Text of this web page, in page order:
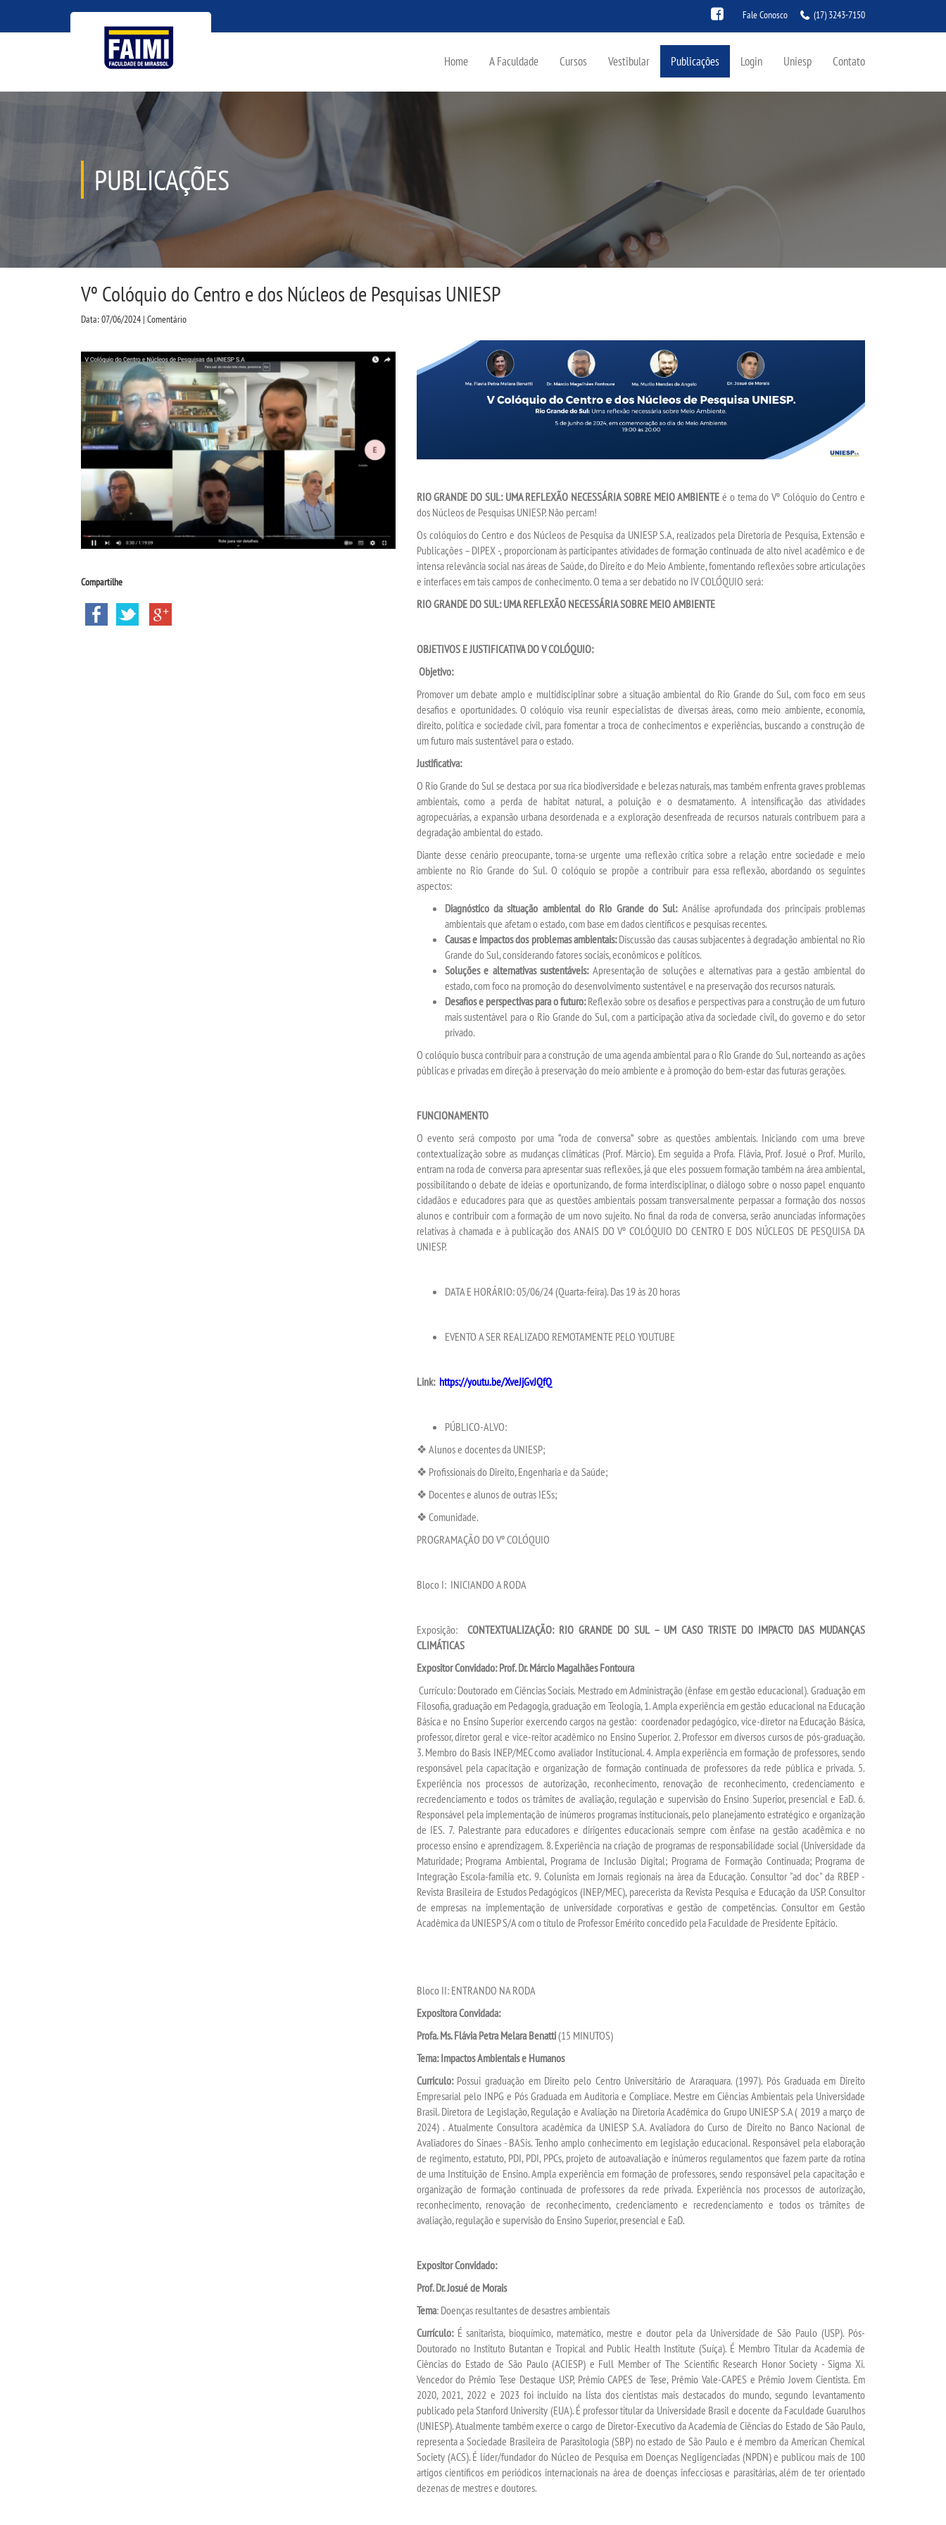
Fale Conosco (17) 3243-7150
Home A Faculdade Cursos Vestibular Publicações Login Uniesp Contato
PUBLICAÇÕES
Vº Colóquio do Centro e dos Núcleos de Pesquisas UNIESP
Data: 07/06/2024 | Comentário
Compartilhe
RIO GRANDE DO SUL: UMA REFLEXÃO NECESSÁRIA SOBRE MEIO AMBIENTEé o tema do Vº Colóquio do Centro e
dos Núcleos de Pesquisas UNIESP. Não percam!
Os colóquios do Centro e dos Núcleos de Pesquisa da UNIESP S.A, realizados pela Diretoria de Pesquisa, Extensão e
Publicações – DIPEX -, proporcionam às participantes atividades de formação continuada de alto nível acadêmico e de
intensa relevância social nas áreas de Saúde, do Direito e do Meio Ambiente, fomentando reflexões sobre articulações
e interfaces em tais campos de conhecimento. O tema a ser debatido no IV COLÓQUIO será:
RIO GRANDE DO SUL: UMA REFLEXÃO NECESSÁRIA SOBRE MEIO AMBIENTE
OBJETIVOS E JUSTIFICATIVA DO V COLÓQUIO:
Objetivo:
Promover um debate amplo e multidisciplinar sobre a situação ambiental do Rio Grande do Sul, com foco em seus
desafios e oportunidades. O colóquio visa reunir especialistas de diversas áreas, como meio ambiente, economia,
direito, política e sociedade civil, para fomentar a troca de conhecimentos e experiências, buscando a construção de
um futuro mais sustentável para o estado.
Justificativa:
O Rio Grande do Sul se destaca por sua rica biodiversidade e belezas naturais, mas também enfrenta graves problemas
ambientais, como a perda de habitat natural, a poluição e o desmatamento. A intensificação das atividades
agropecuárias, a expansão urbana desordenada e a exploração desenfreada de recursos naturais contribuem para a
degradação ambiental do estado.
Diante desse cenário preocupante, torna-se urgente uma reflexão crítica sobre a relação entre sociedade e meio
ambiente no Rio Grande do Sul. O colóquio se propõe a contribuir para essa reflexão, abordando os seguintes
aspectos:
Diagnóstico da situação ambiental do Rio Grande do Sul:Análise aprofundada dos principais problemas
ambientais que afetam o estado, com base em dados científicos e pesquisas recentes.
Causas e impactos dos problemas ambientais:Discussão das causas subjacentes à degradação ambiental no Rio
Grande do Sul, considerando fatores sociais, econômicos e políticos.
Soluções e alternativas sustentáveis:Apresentação de soluções e alternativas para a gestão ambiental do
estado, com foco na promoção do desenvolvimento sustentável e na preservação dos recursos naturais.
Desafios e perspectivas para o futuro:Reflexão sobre os desafios e perspectivas para a construção de um futuro
mais sustentável para o Rio Grande do Sul, com a participação ativa da sociedade civil, do governo e do setor
privado.
O colóquio busca contribuir para a construção de uma agenda ambiental para o Rio Grande do Sul, norteando as ações
públicas e privadas em direção à preservação do meio ambiente e à promoção do bem-estar das futuras gerações.
FUNCIONAMENTO
O evento será composto por uma “roda de conversa” sobre as questões ambientais. Iniciando com uma breve
contextualização sobre as mudanças climáticas (Prof. Márcio). Em seguida a Profa. Flávia, Prof. Josué o Prof. Murilo,
entram na roda de conversa para apresentar suas reflexões, já que eles possuem formação também na área ambiental,
possibilitando o debate de ideias e oportunizando, de forma interdisciplinar, o diálogo sobre o nosso papel enquanto
cidadãos e educadores para que as questões ambientais possam transversalmente perpassar a formação dos nossos
alunos e contribuir com a formação de um novo sujeito. No final da roda de conversa, serão anunciadas informações
relativas à chamada e à publicação dos ANAIS DO Vº COLÓQUIO DO CENTRO E DOS NÚCLEOS DE PESQUISA DA
UNIESP.
DATA E HORÁRIO: 05/06/24 (Quarta-feira). Das 19 às 20 horas
EVENTO A SER REALIZADO REMOTAMENTE PELO YOUTUBE
Link: https://youtu.be/XveJjGvJQfQ
PÚBLICO-ALVO:
❖ Alunos e docentes da UNIESP;
❖ Profissionais do Direito, Engenharia e da Saúde;
❖ Docentes e alunos de outras IESs;
❖ Comunidade.
PROGRAMAÇÃO DO Vº COLÓQUIO
Bloco I: INICIANDO A RODA
Exposição:
CONTEXTUALIZAÇÃO: RIO GRANDE DO SUL – UM CASO TRISTE DO IMPACTO DAS MUDANÇAS
CLIMÁTICAS
Expositor Convidado: Prof. Dr.Márcio Magalhães Fontoura
Currículo: Doutorado em Ciências Sociais. Mestrado em Administração (ênfase em gestão educacional). Graduação em
Filosofia, graduação em Pedagogia, graduação em Teologia, 1. Ampla experiência em gestão educacional na Educação
Básica e no Ensino Superior exercendo cargos na gestão: coordenador pedagógico, vice-diretor na Educação Básica,
professor, diretor geral e vice-reitor acadêmico no Ensino Superior. 2. Professor em diversos cursos de pós-graduação.
3. Membro do Basis INEP/MEC como avaliador Institucional. 4. Ampla experiência em formação de professores, sendo
responsável pela capacitação e organização de formação continuada de professores da rede pública e privada. 5.
Experiência nos processos de autorização, reconhecimento, renovação de reconhecimento, credenciamento e
recredenciamento e todos os trâmites de avaliação, regulação e supervisão do Ensino Superior, presencial e EaD. 6.
Responsável pela implementação de inúmeros programas institucionais, pelo planejamento estratégico e organização
de IES. 7. Palestrante para educadores e dirigentes educacionais sempre com ênfase na gestão acadêmica e no
processo ensino e aprendizagem. 8. Experiência na criação de programas de responsabilidade social (Universidade da
Maturidade; Programa Ambiental, Programa de Inclusão Digital; Programa de Formação Continuada; Programa de
Integração Escola-família etc. 9. Colunista em Jornais regionais na àrea da Educação. Consultor "ad doc" da RBEP -
Revista Brasileira de Estudos Pedagógicos (INEP/MEC), parecerista da Revista Pesquisa e Educação da USP. Consultor
de empresas na implementação de universidade corporativas e gestão de competências. Consultor em Gestão
Acadêmica da UNIESP S/A com o título de Professor Emérito concedido pela Faculdade de Presidente Epitácio.
Bloco II: ENTRANDO NA RODA
Expositora Convidada:
Profa. Ms. Flávia Petra Melara Benatti(15 MINUTOS)
Tema:Impactos Ambientais e Humanos
Curriculo: Possui graduação em Direito pelo Centro Universitário de Araraquara. (1997). Pós Graduada em Direito
Empresarial pelo INPG e Pós Graduada em Auditoria e Compliace. Mestre em Ciências Ambientais pela Universidade
Brasil. Diretora de Legislação, Regulação e Avaliação na Diretoria Acadêmica do Grupo UNIESP S.A ( 2019 a março de
2024) . Atualmente Consultora acadêmica da UNIESP S.A. Avaliadora do Curso de Direito no Banco Nacional de
Avaliadores do Sinaes - BASis. Tenho amplo conhecimento em legislação educacional. Responsável pela elaboração
de regimento, estatuto, PDI, PDI, PPCs, projeto de autoavaliação e inúmeros regulamentos que fazem parte da rotina
de uma Instituição de Ensino. Ampla experiência em formação de professores, sendo responsável pela capacitação e
organização de formação continuada de professores da rede privada. Experiência nos processos de autorização,
reconhecimento, renovação de reconhecimento, credenciamento e recredenciamento e todos os trâmites de
avaliação, regulação e supervisão do Ensino Superior, presencial e EaD.
Expositor Convidado:
Prof. Dr. Josué de Morais
Tema: Doenças resultantes de desastres ambientais
Currículo:É sanitarista, bioquímico, matemático, mestre e doutor pela da Universidade de São Paulo (USP). Pós-
Doutorado no Instituto Butantan e Tropical and Public Health Institute (Suíça). É Membro Titular da Academia de
Ciências do Estado de São Paulo (ACIESP) e Full Member of The Scientific Research Honor Society - Sigma Xi.
Vencedor do Prêmio Tese Destaque USP, Prêmio CAPES de Tese, Prêmio Vale-CAPES e Prêmio Jovem Cientista. Em
2020, 2021, 2022 e 2023 foi incluído na lista dos cientistas mais destacados do mundo, segundo levantamento
publicado pela Stanford University (EUA). É professor titular da Universidade Brasil e docente da Faculdade Guarulhos
(UNIESP). Atualmente também exerce o cargo de Diretor-Executivo da Academia de Ciências do Estado de São Paulo,
representa a Sociedade Brasileira de Parasitologia (SBP) no estado de São Paulo e é membro da American Chemical
Society (ACS). É líder/fundador do Núcleo de Pesquisa em Doenças Negligenciadas (NPDN) e publicou mais de 100
artigos científicos em periódicos internacionais na área de doenças infecciosas e parasitárias, além de ter orientado
dezenas de mestres e doutores.